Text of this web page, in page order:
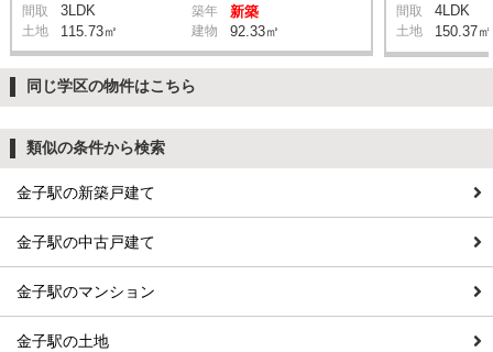
間取 3LDK 築年 新築
土地 115.73㎡ 建物 92.33㎡
間取 4LDK
土地 150.37㎡
同じ学区の物件はこちら
類似の条件から検索
金子駅の新築戸建て
金子駅の中古戸建て
金子駅のマンション
金子駅の土地